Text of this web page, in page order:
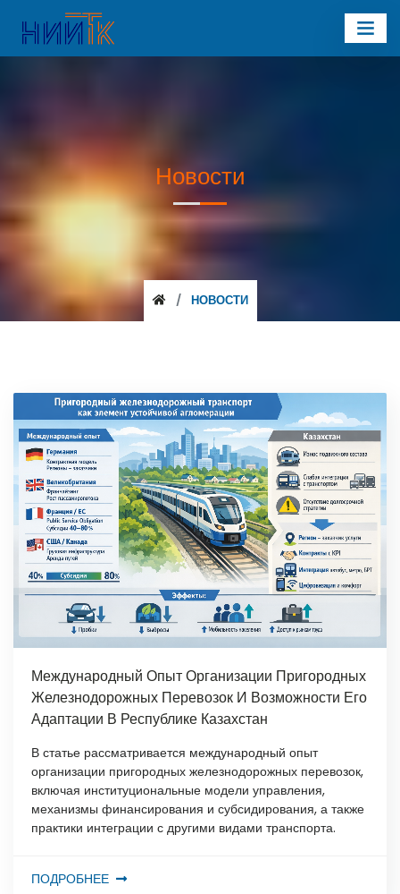
Новости
НОВОСТИ
Международный Опыт Организации Пригородных
Железнодорожных Перевозок И Возможности Его
Адаптации В Республике Казахстан
В статье рассматривается международный опыт
организации пригородных железнодорожных перевозок,
включая институциональные модели управления,
механизмы финансирования и субсидирования, а также
практики интеграции с другими видами транспорта.
ПОДРОБНЕЕ